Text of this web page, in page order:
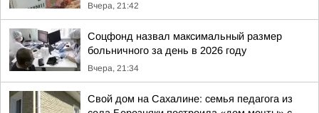
Вчера, 21:42
Соцфонд назвал максимальный размер
больничного за день в 2026 году
Вчера, 21:34
Свой дом на Сахалине: семья педагога из